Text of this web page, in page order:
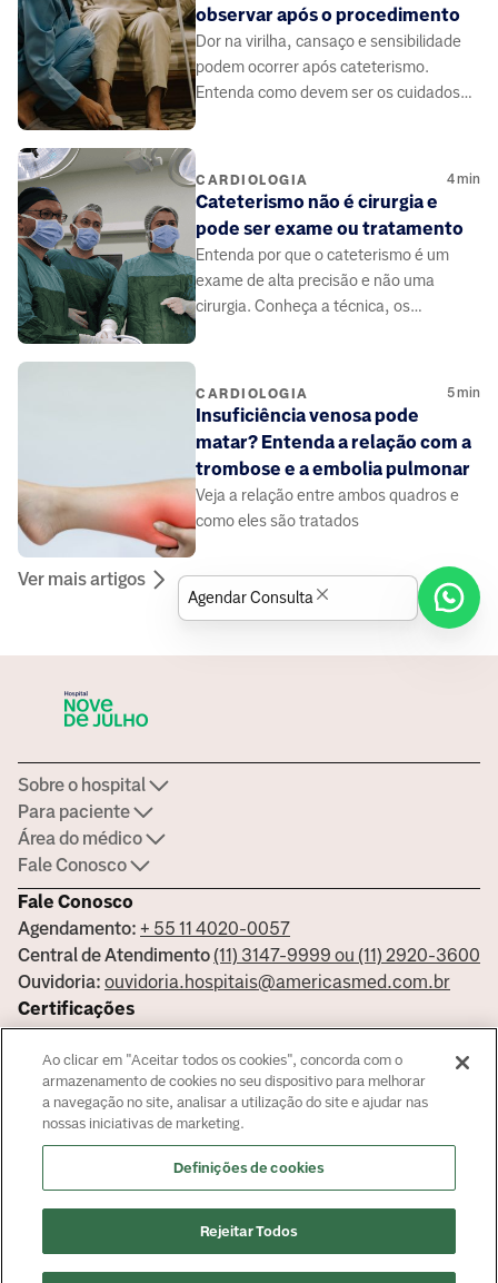
observar após o procedimento
Dor na virilha, cansaço e sensibilidade
podem ocorrer após cateterismo.
Entenda como devem ser os cuidados
CARDIOLOGIA 4min
Cateterismo não é cirurgia e
pode ser exame ou tratamento
Entenda por que o cateterismo é um
exame de alta precisão e não uma
cirurgia. Conheça a técnica, os
CARDIOLOGIA 5min
Insuficiência venosa pode
matar? Entenda a relação com a
trombose e a embolia pulmonar
Veja a relação entre ambos quadros e
como eles são tratados
Ver mais artigos
Fale Conosco
Agendamento: + 55 11 4020-0057
Central de Atendimento(11) 3147-9999 ou (11) 2920-3600
Ouvidoria: ouvidoria.hospitais@americasmed.com.br
Certificações
Saiba mais sobre nossas certificações
Sobre o hospital
Para paciente
Área do médico
Fale Conosco
Martin - CRM 239045
Agendar Consulta
Ao clicar em "Aceitar todos os cookies", concorda com o
armazenamento de cookies no seu dispositivo para melhorar
a navegação no site, analisar a utilização do site e ajudar nas
nossas iniciativas de marketing.
Definições de cookies
Rejeitar Todos